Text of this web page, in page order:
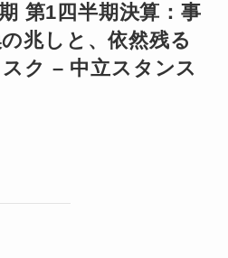
第1四半期決算：事
兆しと、依然残る
ク – 中立スタンス